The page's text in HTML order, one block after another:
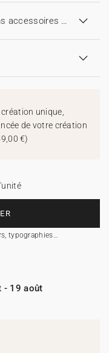
Sans accessoires cadeaux
unique,
de votre création
€)
typographies…
- 19 août